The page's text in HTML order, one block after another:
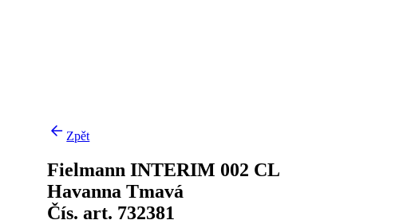
Zpět
Fielmann INTERIM 002 CL
Havanna Tmavá
Čís. art. 732381